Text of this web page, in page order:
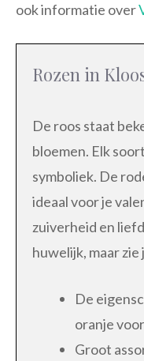
ook informatie over
Rozen in
De roos staat
bloemen. Elk
symboliek. De
ideaal voor je
zuiverheid en
huwelijk, maar
De
oranje
Groot